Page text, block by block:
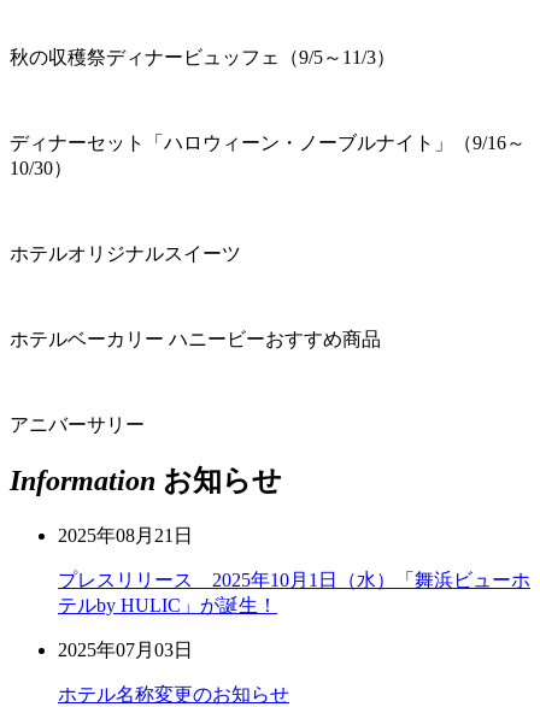
秋の収穫祭ディナービュッフェ（9/5～11/3）
ディナーセット「ハロウィーン・ノーブルナイト」（9/16～
10/30）
ホテルオリジナルスイーツ
ホテルベーカリー ハニービーおすすめ商品
アニバーサリー
Information お知らせ
2025年08月21日
プレスリリース 2025年10月1日（水）「舞浜ビューホ
テルby HULIC」が誕生！
2025年07月03日
ホテル名称変更のお知らせ